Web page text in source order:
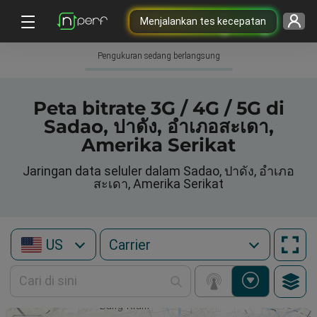
Menjalankan tes kecepatan
Pengukuran sedang berlangsung
Peta bitrate 3G / 4G / 5G di
Sadao, ปาดัง, อำเภอสะเดา,
Amerika Serikat
Jaringan data seluler dalam Sadao, ปาดัง, อำเภอ
สะเดา, Amerika Serikat
US